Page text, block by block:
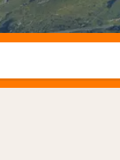
oder Hotel suchen